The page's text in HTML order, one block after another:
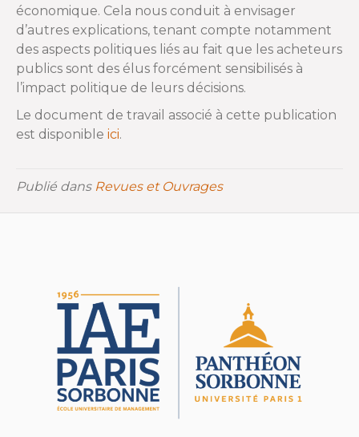
économique. Cela nous conduit à envisager
d’autres explications, tenant compte notamment
des aspects politiques liés au fait que les acheteurs
publics sont des élus forcément sensibilisés à
l’impact politique de leurs décisions.
Le document de travail associé à cette publication
est disponible ici.
Publié dans Revues et Ouvrages